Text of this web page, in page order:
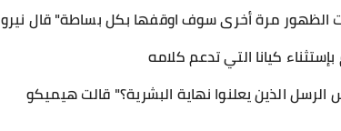
الظهور مرة أخرى سوف اوقفها بكل بساطة" قال نيرو
كيانا التي تدعم كلامه
الذين يعلنوا نهاية البشرية؟" قالت هيميكو